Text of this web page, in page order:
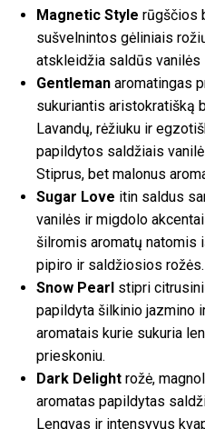
Magnetic Style rūgščios
sušvelnintos gėliniais
atskleidžia saldūs vanilės
Gentleman aromatingas
sukuriantis aristokratišką
Lavandų, rėžiuku ir
papildytos saldžiais
Stiprus, bet malonus
Sugar Love itin saldus
vanilės ir migdolo
šilromis aromatų natomis
pipiro ir saldžiosios rožės.
Snow Pearl stipri
papildyta šilkinio jazmino
aromatais kurie sukuria
prieskoniu.
Dark Delight rožė,
aromatas papildytas
Lengvas ir intensyvus